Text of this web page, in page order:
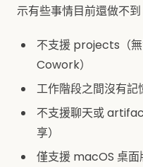
示有些事情目前還做不到
不支援 projects（
Cowork）
工作階段之間沒有記
不支援聊天或
享）
僅支援 macOS 桌面